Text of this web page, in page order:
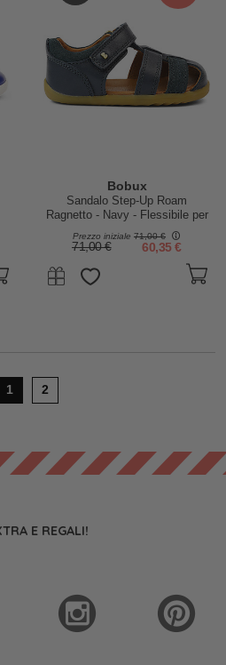
Bobux
Sandalo Step-Up Roam
Ragnetto - Navy - Flessibile per
Prezzo iniziale 71,00 €
71,00 € 60,35 €
1 2
E REGALI!